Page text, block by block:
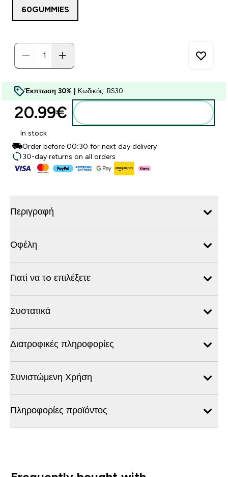
60GUMMIES
Έκπτωση 30% | Κωδικός: BS30
20.99€‎
In stock
Order before 00:30 for next day delivery
30-day returns on all orders
Περιγραφή
Οφέλη
Γιατί να τo επιλέξετε
Συστατικά
Διατροφικές πληροφορίες
Συνιστώμενη Χρήση
Πληροφορίες προϊόντος